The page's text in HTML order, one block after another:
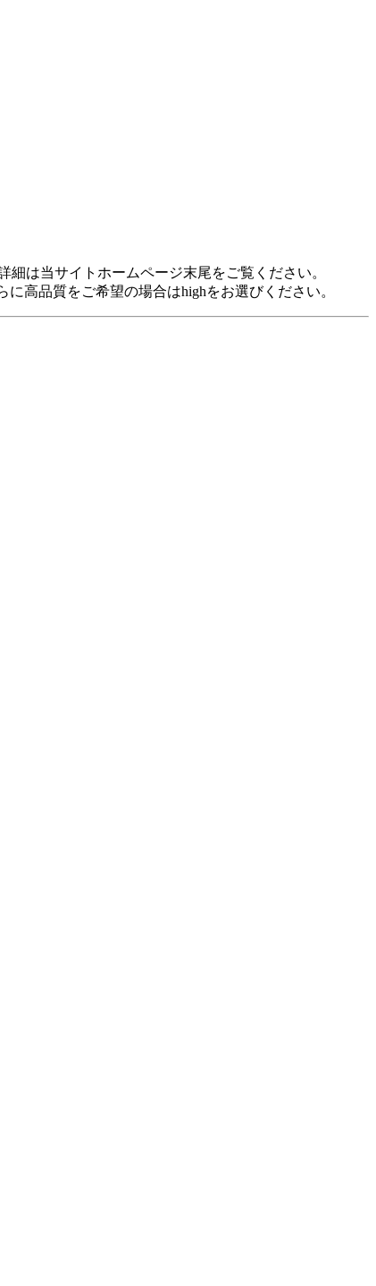
細は当サイトホームページ末尾をご覧ください。
高品質をご希望の場合はhighをお選びください。